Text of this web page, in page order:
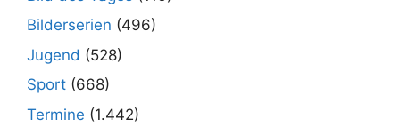
Bilderserien (496)
Jugend (528)
Sport (668)
Termine (1.442)